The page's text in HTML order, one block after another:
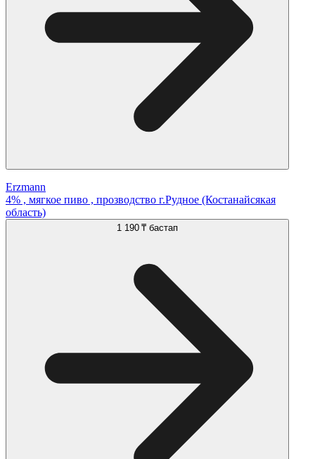
Erzmann
4% , мягкое пиво , прозводство г.Рудное (Костанайсякая
область)
1 190 ₸ бастап